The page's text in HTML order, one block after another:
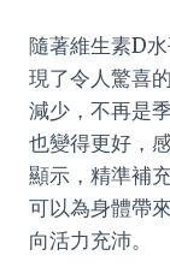
隨著維生素D
現了令人驚喜
減少，不再是
也變得更好，
顯示，精準補
可以為身體帶
向活力充沛。